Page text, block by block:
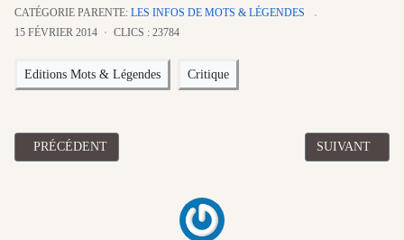
CATÉGORIE PARENTE: LES INFOS DE MOTS & LÉGENDES
15 FÉVRIER 2014
CLICS : 23784
Editions Mots & Légendes Critique
ARTICLE PRÉCÉDENT : LA PLUIE DE PIERRES DE
PRÉCÉDENT ARTICLE
SUIVANT